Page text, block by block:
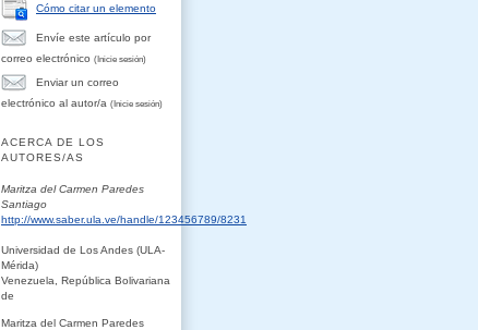
Cómo citar un elemento
Envíe este artículo por
correo electrónico (Inicie sesión)
Enviar un correo
electrónico al autor/a (Inicie sesión)
ACERCA DE LOS
AUTORES/AS
Maritza del Carmen Paredes
Santiago
http://www.saber.ula.ve/handle/123456789/8231
Universidad de Los Andes (ULA-
Mérida)
Venezuela, República Bolivariana
de
Maritza del Carmen Paredes